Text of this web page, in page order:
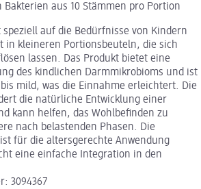
Bakterien aus 10 Stämmen pro Portion
speziell auf die Bedürfnisse von Kindern
in kleineren Portionsbeuteln, die sich
lassen. Das Produkt bietet eine
des kindlichen Darmmikrobioms und ist
mild, was die Einnahme erleichtert. Die
die natürliche Entwicklung einer
kann helfen, das Wohlbefinden zu
nach belastenden Phasen. Die
für die altersgerechte Anwendung
eine einfache Integration in den
3094367